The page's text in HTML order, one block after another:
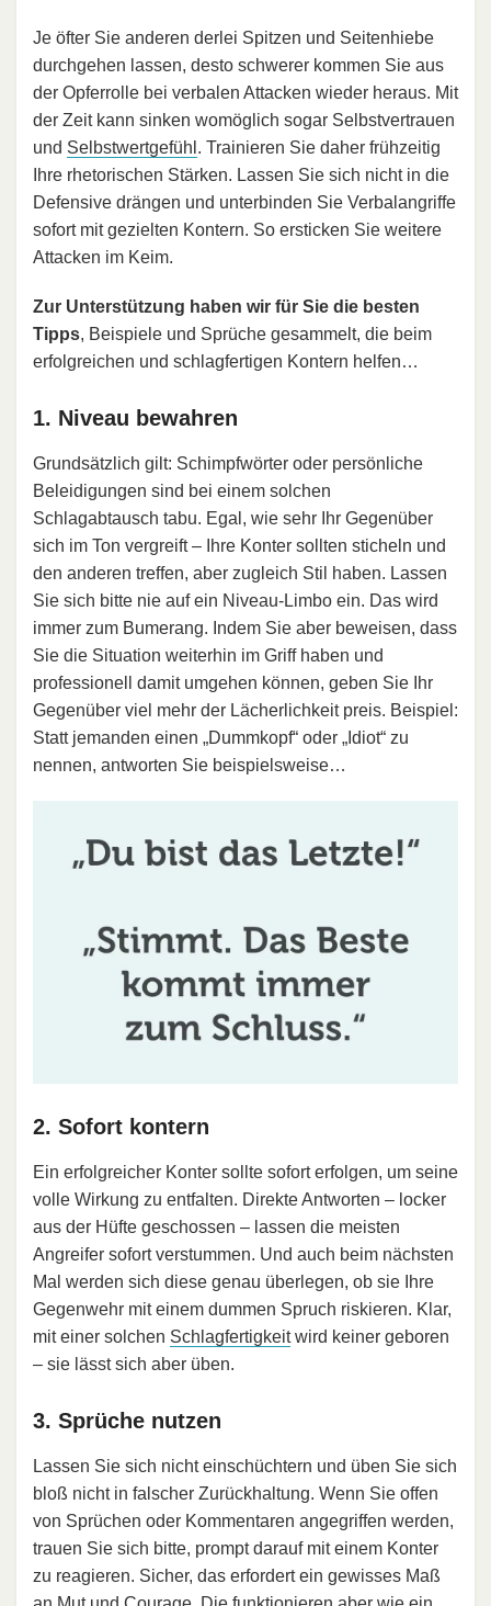
Je öfter Sie anderen derlei Spitzen und Seitenhiebe
durchgehen lassen, desto schwerer kommen Sie aus
der Opferrolle bei verbalen Attacken wieder heraus. Mit
der Zeit kann sinken womöglich sogar Selbstvertrauen
und Selbstwertgefühl . Trainieren Sie daher frühzeitig
Ihre rhetorischen Stärken. Lassen Sie sich nicht in die
Defensive drängen und unterbinden Sie Verbalangriffe
sofort mit gezielten Kontern. So ersticken Sie weitere
Attacken im Keim.
Zur Unterstützung haben wir für Sie die besten
Tipps, Beispiele und Sprüche gesammelt, die beim
erfolgreichen und schlagfertigen Kontern helfen…
1. Niveau bewahren
Grundsätzlich gilt: Schimpfwörter oder persönliche
Beleidigungen sind bei einem solchen
Schlagabtausch tabu. Egal, wie sehr Ihr Gegenüber
sich im Ton vergreift – Ihre Konter sollten sticheln und
den anderen treffen, aber zugleich Stil haben. Lassen
Sie sich bitte nie auf ein Niveau-Limbo ein. Das wird
immer zum Bumerang. Indem Sie aber beweisen, dass
Sie die Situation weiterhin im Griff haben und
professionell damit umgehen können, geben Sie Ihr
Gegenüber viel mehr der Lächerlichkeit preis. Beispiel:
Statt jemanden einen „Dummkopf“ oder „Idiot“ zu
nennen, antworten Sie beispielsweise…
2. Sofort kontern
Ein erfolgreicher Konter sollte sofort erfolgen, um seine
volle Wirkung zu entfalten. Direkte Antworten – locker
aus der Hüfte geschossen – lassen die meisten
Angreifer sofort verstummen. Und auch beim nächsten
Mal werden sich diese genau überlegen, ob sie Ihre
Gegenwehr mit einem dummen Spruch riskieren. Klar,
mit einer solchen Schlagfertigkeitwird keiner geboren
– sie lässt sich aber üben.
3. Sprüche nutzen
Lassen Sie sich nicht einschüchtern und üben Sie sich
bloß nicht in falscher Zurückhaltung. Wenn Sie offen
von Sprüchen oder Kommentaren angegriffen werden,
trauen Sie sich bitte, prompt darauf mit einem Konter
zu reagieren. Sicher, das erfordert ein gewisses Maß